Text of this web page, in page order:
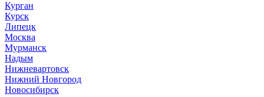
Курган
Курск
Липецк
Москва
Мурманск
Надым
Нижневартовск
Нижний Новгород
Новосибирск